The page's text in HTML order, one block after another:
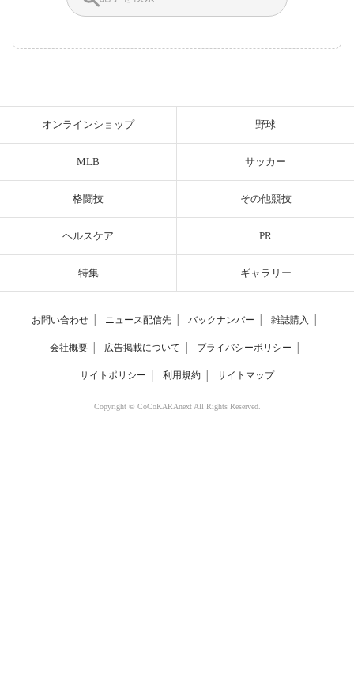
オンラインショップ 野球
MLB サッカー
格闘技 その他競技
ヘルスケア PR
特集 ギャラリー
お問い合わせ ニュース配信先 バックナンバー 雑誌購入
会社概要 広告掲載について プライバシーポリシー
サイトポリシー 利用規約 サイトマップ
Copyright © CoCoKARAnext All Rights Reserved.